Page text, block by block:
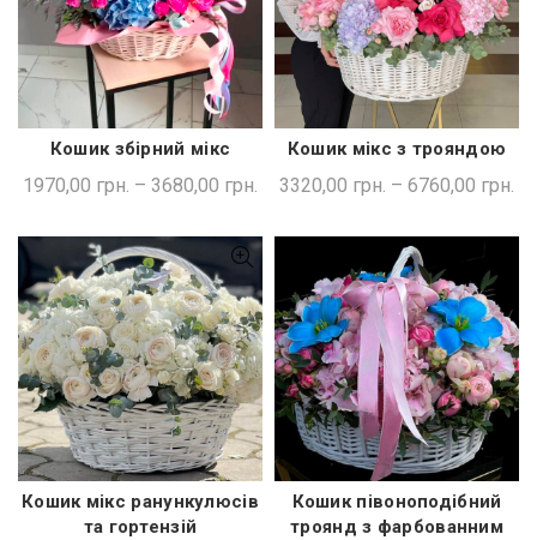
ШВИДКА ПОКУПКА
Кошик збірний мікс
1970,00 грн. – 3680,00 грн.
ШВИДКА ПОКУПКА
Кошик мікс з трояндою
3320,00 грн. – 6760,00 грн.
ШВИДКА ПОКУПКА
Кошик мікс ранункулюсів
та гортензій
ШВИДКА ПОКУПКА
Кошик півоноподібний
троянд з фарбованним